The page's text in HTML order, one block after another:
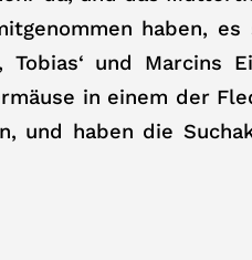
haben,
Tobias‘ und Marcins
in einem der
und haben die